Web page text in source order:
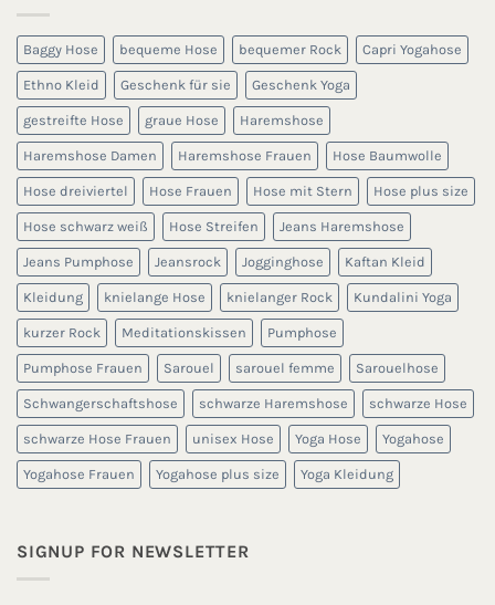
Baggy Hose bequeme Hose bequemer Rock Capri Yogahose
Ethno Kleid Geschenk für sie Geschenk Yoga
gestreifte Hose graue Hose Haremshose
Haremshose Damen Haremshose Frauen Hose Baumwolle
Hose dreiviertel Hose Frauen Hose mit Stern Hose plus size
Hose schwarz weiß Hose Streifen Jeans Haremshose
Jeans Pumphose Jeansrock Jogginghose Kaftan Kleid
Kleidung knielange Hose knielanger Rock Kundalini Yoga
kurzer Rock Meditationskissen Pumphose
Pumphose Frauen Sarouel sarouel femme Sarouelhose
Schwangerschaftshose schwarze Haremshose schwarze Hose
schwarze Hose Frauen unisex Hose Yoga Hose Yogahose
Yogahose Frauen Yogahose plus size Yoga Kleidung
SIGNUP FOR NEWSLETTER